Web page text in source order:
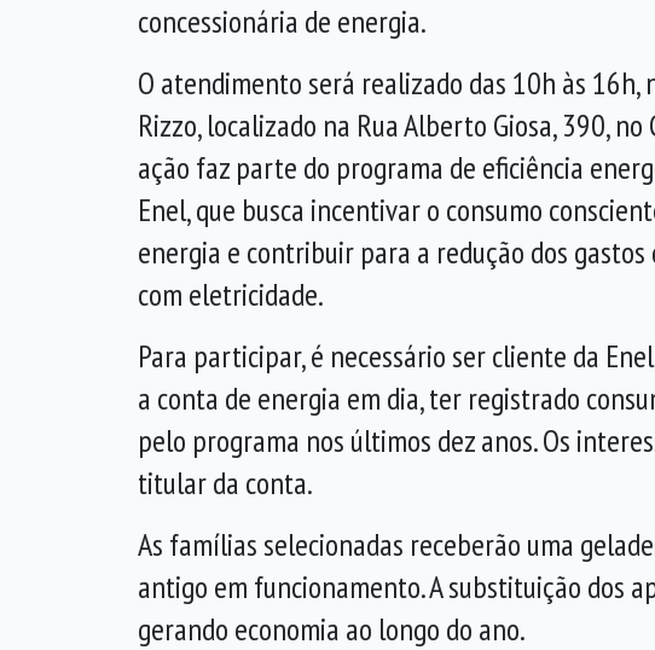
concessionária de energia.
O atendimento será realizado das 10h às 16h,
Rizzo, localizado na Rua Alberto Giosa, 390, no
ação faz parte do programa de eficiência
Enel, que busca incentivar o consumo
energia e contribuir para a redução dos
com eletricidade.
Para participar, é necessário ser cliente da
a conta de energia em dia, ter registrado
pelo programa nos últimos dez anos. Os
titular da conta.
As famílias selecionadas receberão uma
antigo em funcionamento. A substituição dos
gerando economia ao longo do ano.